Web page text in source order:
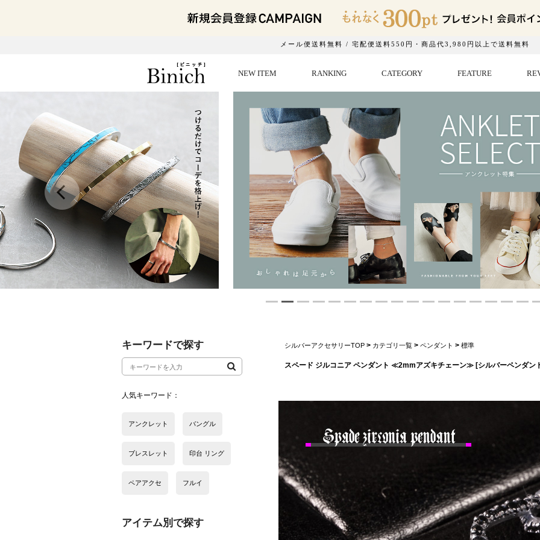
アイテム別で探す
シルバーアクセサリーTOP > カテゴリ一覧 > ペンダント > 標準
スペード ジルコニア ペンダント ≪2mmアズキチェーン≫ [シルバーペンダン